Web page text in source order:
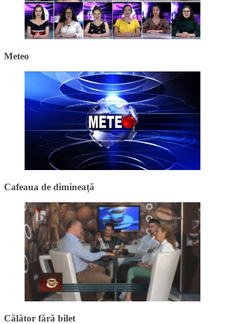
Meteo
Cafeaua de dimineață
Călător fără bilet